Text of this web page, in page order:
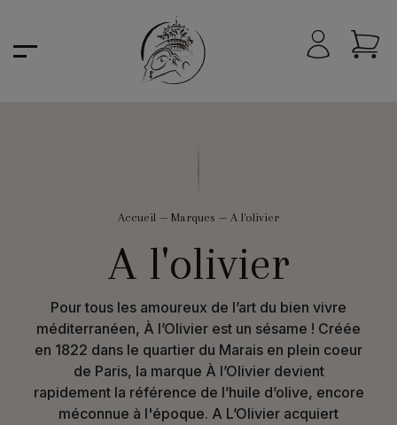
Accueil — Marques — A l'olivier
A l'olivier
Pour tous les amoureux de l’art du bien vivre
méditerranéen, À l’Olivier est un sésame ! Créée
en 1822 dans le quartier du Marais en plein coeur
de Paris, la marque À l’Olivier devient
rapidement la référence de l’huile d’olive, encore
méconnue à l'époque. A L’Olivier acquiert